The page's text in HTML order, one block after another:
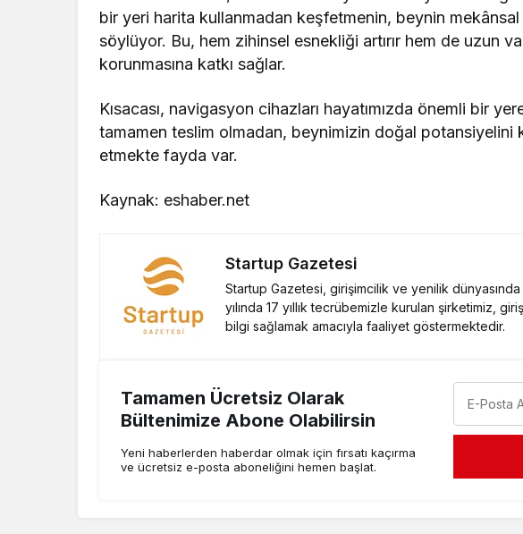
bir yeri harita kullanmadan keşfetmenin, beynin mekânsal
söylüyor. Bu, hem zihinsel esnekliği artırır hem de uzun
korunmasına katkı sağlar.
Kısacası, navigasyon cihazları hayatımızda önemli bir
tamamen teslim olmadan, beynimizin doğal potansiyelini
etmekte fayda var.
Kaynak: eshaber.net
Startup Gazetesi
Startup Gazetesi, girişimcilik ve yenilik
yılında 17 yıllık tecrübemizle kurulan şirketimiz,
bilgi sağlamak amacıyla faaliyet göstermektedir.
Tamamen Ücretsiz Olarak
Bültenimize Abone Olabilirsin
Yeni haberlerden haberdar olmak için fırsatı kaçırma
ve ücretsiz e-posta aboneliğini hemen başlat.